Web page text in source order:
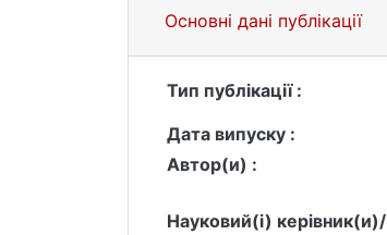
Основні дані публікації
Тип публікації :
Дата випуску :
Автор(и) :
Науковий(і) керівник(и)/